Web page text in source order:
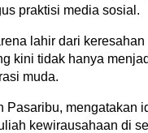
praktisi media sosial.
lahir dari
kini tidak hanya
muda.
Pasaribu, mengatakan
kewirausahaan di